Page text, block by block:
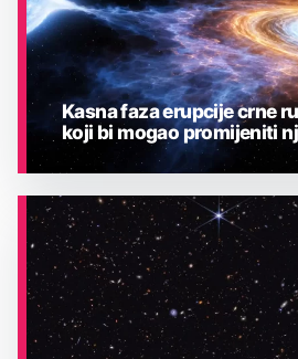
ASTRONOMIJA
Kasna faza erupcije crne
koji bi mogao promijeniti